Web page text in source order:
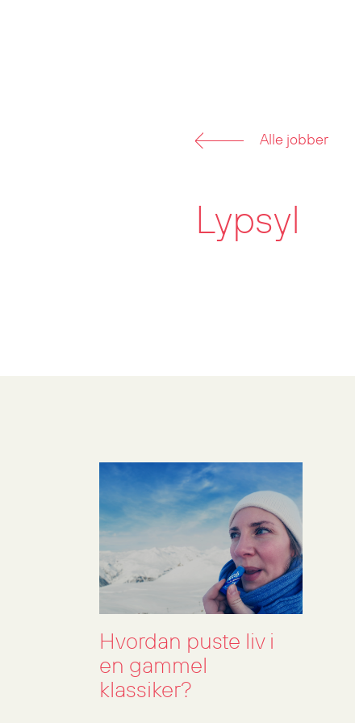
Alle jobber
Lypsyl
Hvordan puste liv i
en gammel
klassiker?